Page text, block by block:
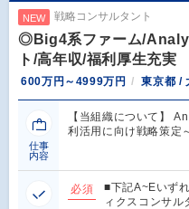
NEW 戦略コンサルタント
◎Big4系ファーム/
ト/高年収/福利厚生充実
600万円～4999万円 東京都 /
仕事
内容
【当組織について】
利活用に向け戦略策定
必須
■下記A~Eいず
ィクスコンサル